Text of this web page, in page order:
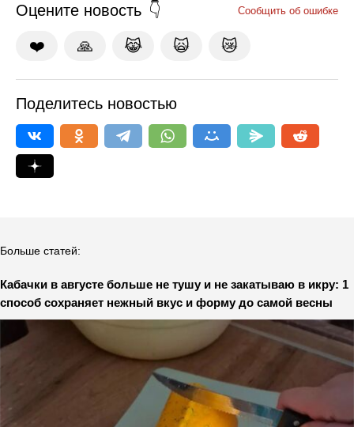
Оцените новость Сообщить об ошибке
❤️ 🙏 😹 🙀 😿
Поделитесь новостью
Больше статей:
Кабачки в августе больше не тушу и не закатываю в икру: 1
способ сохраняет нежный вкус и форму до самой весны